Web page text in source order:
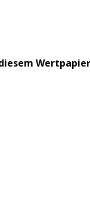
Wertpapier